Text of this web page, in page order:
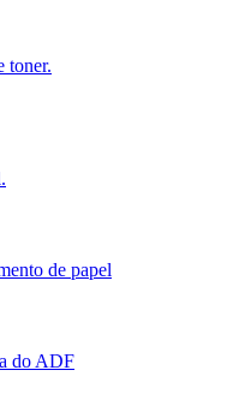
toner.
de papel
do ADF